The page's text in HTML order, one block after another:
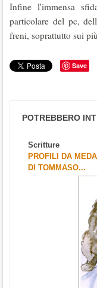
Infine l'immensa
particolare del pc,
freni, soprattutto sui
Save
POTREBBERO
Scritture
PROFILI DA
DI TOMMASO...